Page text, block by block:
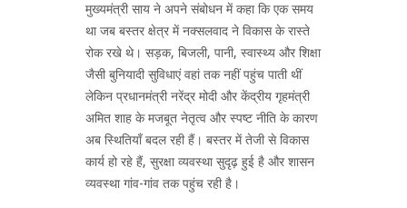
मुख्यमंत्री साय ने अपने संबोधन में कहा कि एक समय
था जब बस्तर क्षेत्र में नक्सलवाद ने विकास के रास्ते
रोक रखे थे। सड़क, बिजली, पानी, स्वास्थ्य और शिक्षा
जैसी बुनियादी सुविधाएं वहां तक नहीं पहुंच पाती थीं
लेकिन प्रधानमंत्री नरेंद्र मोदी और केंद्रीय गृहमंत्री
अमित शाह के मजबूत नेतृत्व और स्पष्ट नीति के कारण
अब स्थितियाँ बदल रही हैं। बस्तर में तेजी से विकास
कार्य हो रहे हैं, सुरक्षा व्यवस्था सुदृढ़ हुई है और शासन
व्यवस्था गांव-गांव तक पहुंच रही है।